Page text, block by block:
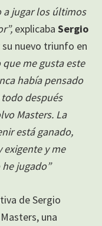
a jugar los últimos
explicaba Sergio
nuevo triunfo en
que me gusta este
había pensado
después
Masters. La
está ganado,
exigente y me
jugado”
de Sergio
una